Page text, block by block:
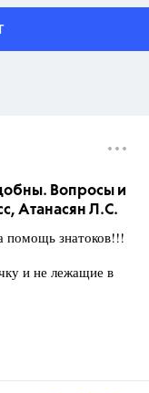
Вопросы и
Атанасян Л.С.
помощь знатоков!!!
и не лежащие в